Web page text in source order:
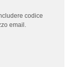
codice
email.